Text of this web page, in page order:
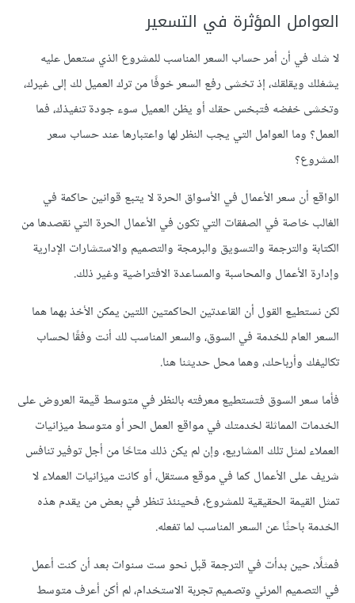
العوامل المؤثرة في التسعير
لا شك في أن أمر حساب السعر المناسب للمشروع الذي ستعمل عليه
يشغلك ويقلقك، إذ تخشى رفع السعر خوفًا من ترك العميل لك إلى غيرك،
وتخشى خفضه فتبخس حقك أو يظن العميل سوء جودة تنفيذك، فما
العمل؟ وما العوامل التي يجب النظر لها واعتبارها عند حساب سعر
المشروع؟
الواقع أن سعر الأعمال في الأسواق الحرة لا يتبع قوانين حاكمة في
الغالب خاصة في الصفقات التي تكون في الأعمال الحرة التي نقصدها من
الكتابة والترجمة والتسويق والبرمجة والتصميم والاستشارات الإدارية
وإدارة الأعمال والمحاسبة والمساعدة الافتراضية وغير ذلك.
لكن نستطيع القول أن القاعدتين الحاكمتين اللتين يمكن الأخذ بهما هما
السعر العام للخدمة في السوق، والسعر المناسب لك أنت وفقًا لحساب
تكاليفك وأرباحك، وهما محل حديثنا هنا.
فأما سعر السوق فتستطيع معرفته بالنظر في متوسط قيمة العروض على
الخدمات المماثلة لخدمتك في مواقع العمل الحر أو متوسط ميزانيات
العملاء لمثل تلك المشاريع، وإن لم يكن ذلك متاحًا من أجل توفير تنافس
شريف على الأعمال كما في موقع مستقل، أو كانت ميزانيات العملاء لا
تمثل القيمة الحقيقية للمشروع، فحينئذ تنظر في بعض من يقدم هذه
الخدمة باحثًا عن السعر المناسب لما تفعله.
فمثلًا، حين بدأت في الترجمة قبل نحو ست سنوات بعد أن كنت أعمل
في التصميم المرئي وتصميم تجربة الاستخدام، لم أكن أعرف متوسط